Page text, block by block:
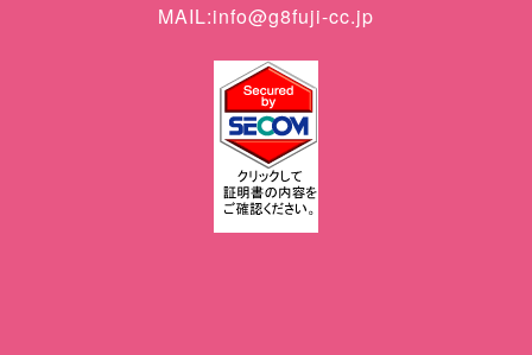
MAIL:info@g8fuji-cc.jp